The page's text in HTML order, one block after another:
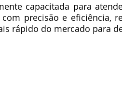
capacitada para
precisão e
rápido do mercado para